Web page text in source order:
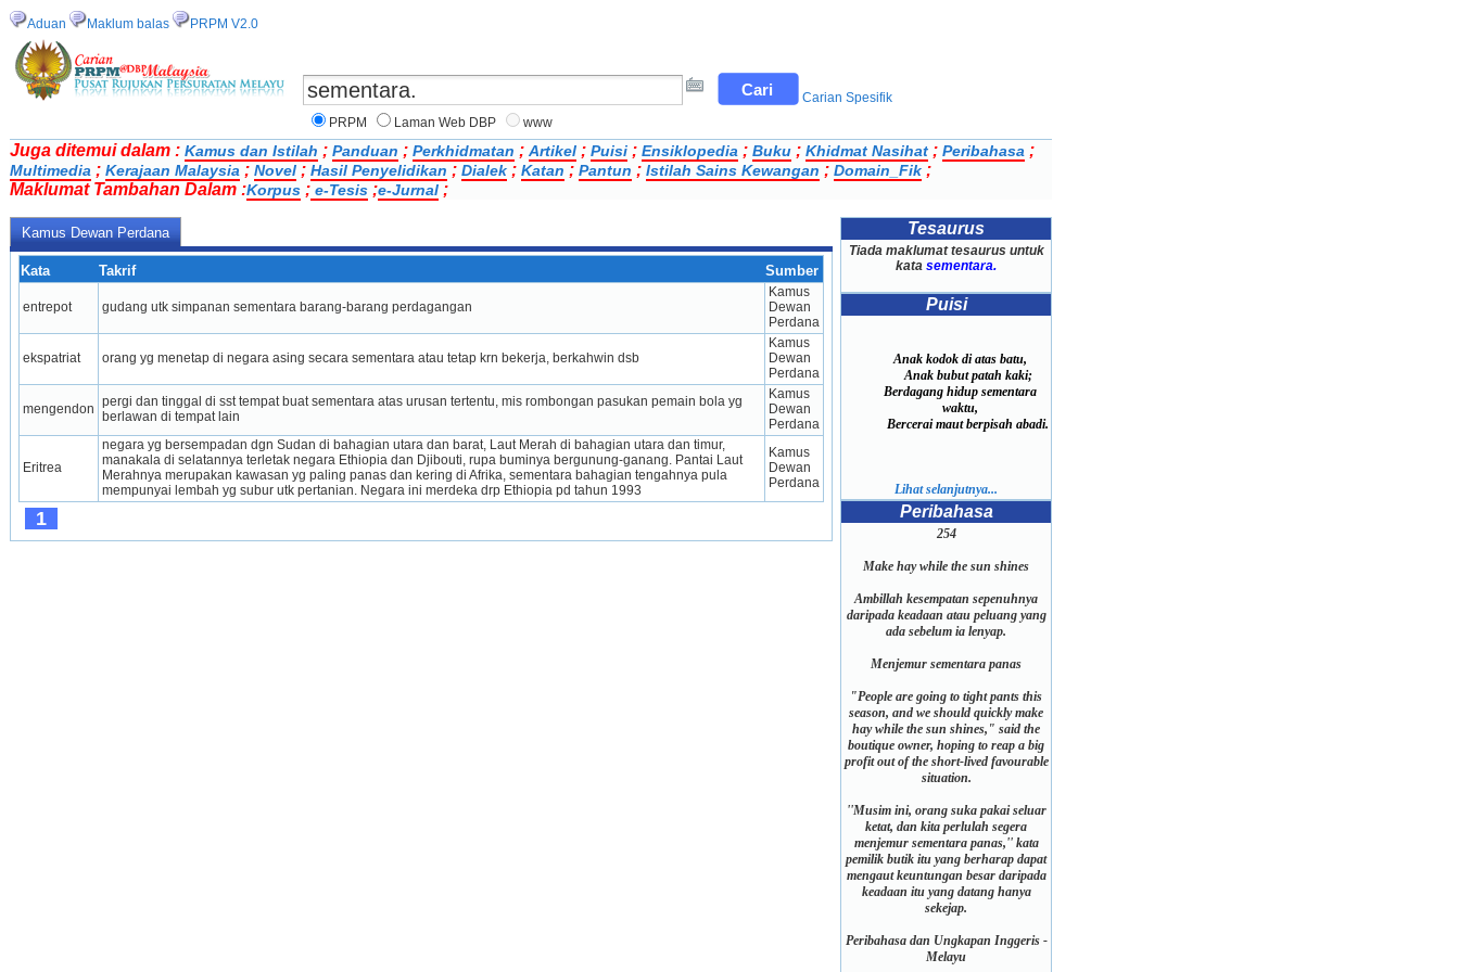
Aduan Maklum balas PRPM V2.0
Carian Spesifik
PRPM
Laman Web DBP www
Juga ditemui dalam : Kamus dan Istilah ; Panduan ; Perkhidmatan ; Artikel ; Puisi ; Ensiklopedia ; Buku ; Khidmat Nasihat ; Peribahasa ;
Multimedia ; Kerajaan Malaysia ; Novel ; Hasil Penyelidikan ; Dialek ; Katan ; Pantun ; Istilah Sains Kewangan ; Domain_Fik ;
Maklumat Tambahan Dalam :Korpus ; e-Tesis ;e-Jurnal ;
Kamus Dewan Perdana
Kata Takrif Sumber
entrepot gudang utk simpanan sementara barang-barang perdagangan
Kamus
Dewan
Perdana
ekspatriat orang yg menetap di negara asing secara sementara atau tetap krn bekerja, berkahwin dsb
Kamus
Dewan
Perdana
mengendon pergi dan tinggal di sst tempat buat sementara atas urusan tertentu, mis rombongan pasukan pemain bola yg
berlawan di tempat lain
Kamus
Dewan
Perdana
Eritrea
negara yg bersempadan dgn Sudan di bahagian utara dan barat, Laut Merah di bahagian utara dan timur,
manakala di selatannya terletak negara Ethiopia dan Djibouti, rupa buminya bergunung-ganang. Pantai Laut
Merahnya merupakan kawasan yg paling panas dan kering di Afrika, sementara bahagian tengahnya pula
mempunyai lembah yg subur utk pertanian. Negara ini merdeka drp Ethiopia pd tahun 1993
Kamus
Dewan
Perdana
1
Tesaurus
Tiada maklumat tesaurus untuk
kata sementara.
Puisi
Anak kodok di atas batu,
Anak bubut patah kaki;
Berdagang hidup sementara
waktu,
Bercerai maut berpisah abadi.
Lihat selanjutnya...
Peribahasa
254
Make hay while the sun shines
Ambillah kesempatan sepenuhnya
daripada keadaan atau peluang yang
ada sebelum ia lenyap.
Menjemur sementara panas
"People are going to tight pants this
season, and we should quickly make
hay while the sun shines," said the
boutique owner, hoping to reap a big
profit out of the short-lived favourable
situation.
''Musim ini, orang suka pakai seluar
ketat, dan kita perlulah segera
menjemur sementara panas,'' kata
pemilik butik itu yang berharap dapat
mengaut keuntungan besar daripada
keadaan itu yang datang hanya
sekejap.
Peribahasa dan Ungkapan Inggeris -
Melayu